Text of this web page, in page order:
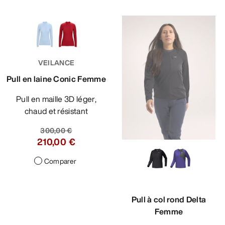
VEILANCE
Pull en laine Conic Femme
Pull en maille 3D léger,
chaud et résistant
300,00 €
210,00 €
Comparer
Pull à col rond Delta
Femme